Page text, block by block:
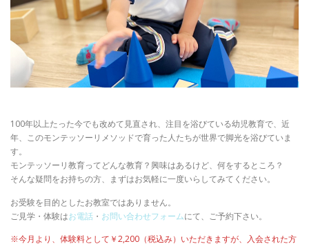
100年以上たった今でも改めて見直され、注目を浴びている幼児教育で、近
年、このモンテッソーリメソッドで育った人たちが世界で脚光を浴びていま
す。
モンテッソーリ教育ってどんな教育？興味はあるけど、何をするところ？
そんな疑問をお持ちの方、まずはお気軽に一度いらしてみてください。
お受験を⽬的としたお教室ではありません。
ご⾒学・体験はお電話 ・ お問い合わせフォームにて、ご予約下さい。
※今月より、体験料として￥2,200（税込み）いただきますが、入会された方